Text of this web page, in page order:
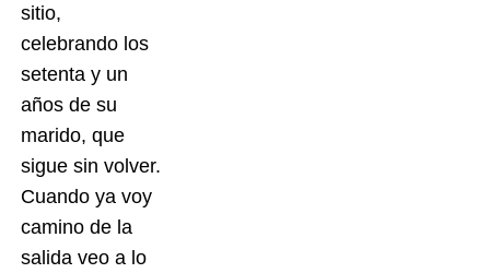
sitio,
celebrando los
setenta y un
años de su
marido, que
sigue sin volver.
Cuando ya voy
camino de la
salida veo a lo